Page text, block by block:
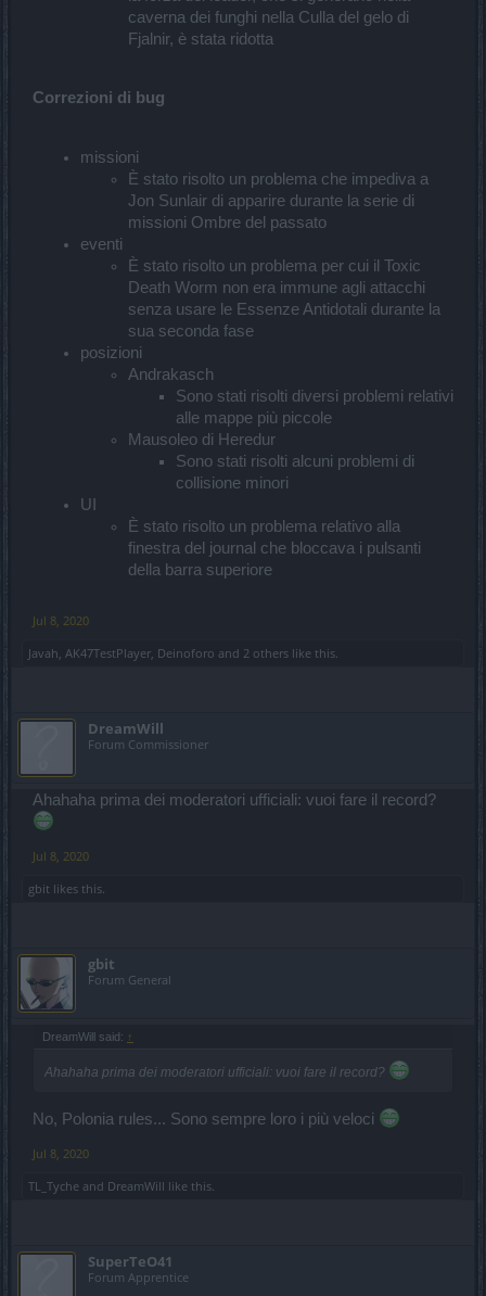
caverna dei funghi nella Culla del gelo di
Fjalnir, è stata ridotta
Correzioni di bug
missioni
È stato risolto un problema che impediva a
Jon Sunlair di apparire durante la serie di
missioni Ombre del passato
eventi
È stato risolto un problema per cui il Toxic
Death Worm non era immune agli attacchi
senza usare le Essenze Antidotali durante la
sua seconda fase
posizioni
Andrakasch
Sono stati risolti diversi problemi relativi
alle mappe più piccole
Mausoleo di Heredur
Sono stati risolti alcuni problemi di
collisione minori
UI
È stato risolto un problema relativo alla
finestra del journal che bloccava i pulsanti
della barra superiore
Jul 8, 2020
Javah AK47TestPlayer Deinoforo and 2 others like this.
DreamWill
Forum Commissioner
Ahahaha prima dei moderatori ufficiali: vuoi fare il record?
Jul 8, 2020
gbit likes this.
gbit
Forum General
DreamWill said: ↑
Ahahaha prima dei moderatori ufficiali: vuoi fare il record?
No, Polonia rules... Sono sempre loro i più veloci
Jul 8, 2020
TL_Tyche and DreamWill like this.
SuperTeO41
Forum Apprentice